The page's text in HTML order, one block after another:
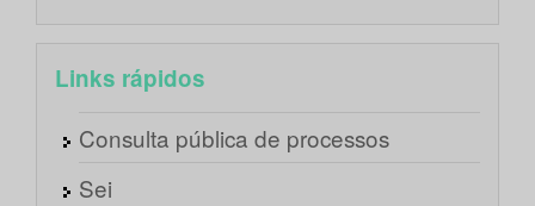
Links rápidos
Consulta pública de processos
Sei